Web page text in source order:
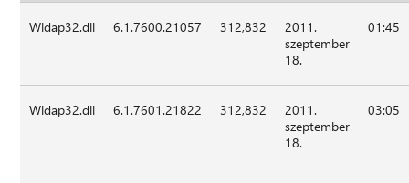
Wldap32.dll 6.1.7600.21057 312,832
2011.
szeptember
18.
01:45
Wldap32.dll 6.1.7601.21822 312,832
2011.
szeptember
18.
03:05